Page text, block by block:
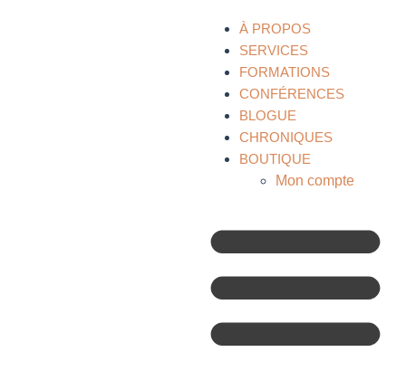
À PROPOS
SERVICES
FORMATIONS
CONFÉRENCES
BLOGUE
CHRONIQUES
BOUTIQUE
Mon compte